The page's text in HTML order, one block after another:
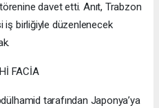
davet etti. Anıt, Trabzon
iş birliğiyle düzenlenecek
FACİA
tarafından Japonya’ya